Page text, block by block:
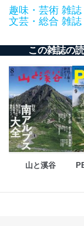
趣味・芸術 雑誌
文芸・総合 雑誌
この雑誌の
山と溪谷